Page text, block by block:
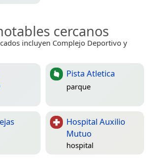
cercanos
incluyen Complejo Deportivo y
Pista Atletica
parque
Hospital Auxilio
Mutuo
hospital